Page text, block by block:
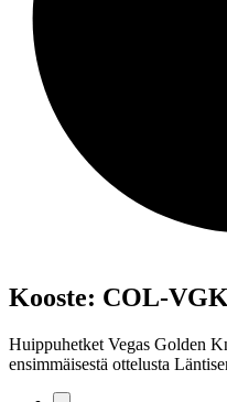
Kooste: COL-
Huippuhetket Vegas Golden
ensimmäisestä ottelusta